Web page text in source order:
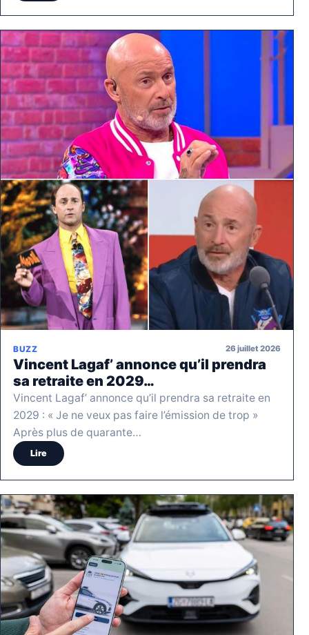
BUZZ 26 juillet 2026
Vincent Lagaf’ annonce qu’il prendra
sa retraite en 2029…
Vincent Lagaf’ annonce qu’il prendra sa retraite en
2029 : « Je ne veux pas faire l’émission de trop »
Après plus de quarante…
Lire